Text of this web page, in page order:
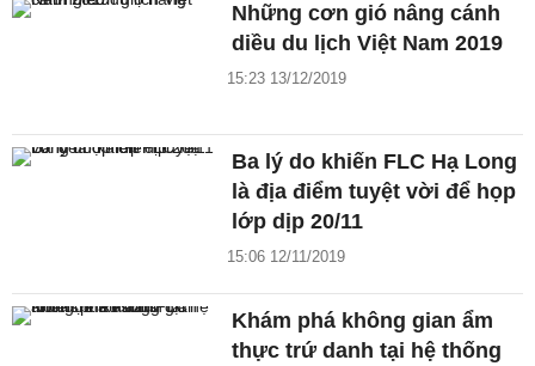
Những cơn gió nâng cánh
diều du lịch Việt Nam 2019
15:23 13/12/2019
Ba lý do khiến FLC Hạ Long
là địa điểm tuyệt vời để họp
lớp dịp 20/11
15:06 12/11/2019
Khám phá không gian ẩm
thực trứ danh tại hệ thống